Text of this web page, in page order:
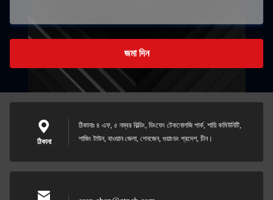
জমা দিন
ঠিকানা
ঠিকানাঃ ৪ এফ, ৫ নম্বর বিল্ডিং, ডিংফেং টেকনোলজি পার্ক, শায়ি কমিউনিটি,
শাজিং টাউন, বাওয়ান জেলা, শেনজেন, গুয়াংডং প্রদেশ, চীন।